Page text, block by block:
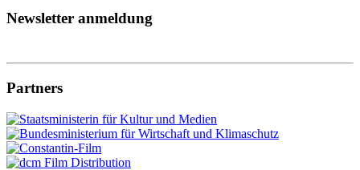
Newsletter anmeldung
Partners